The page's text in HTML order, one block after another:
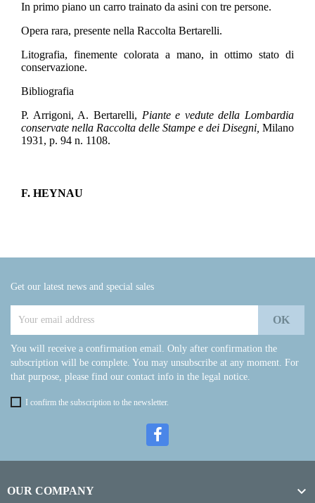
In primo piano un carro trainato da asini con tre persone.
Opera rara, presente nella Raccolta Bertarelli.
Litografia, finemente colorata a mano, in ottimo stato di
conservazione.
Bibliografia
P. Arrigoni, A. Bertarelli, Piante e vedute della Lombardia
conservate nella Raccolta delle Stampe e dei Disegni, Milano
1931, p. 94 n. 1108.
F. HEYNAU
Get our latest news and special sales
You will receive a confirmation email. Only after confirmation the
subscription will be complete. You may unsubscribe at any moment. For
that purpose, please find our contact info in the legal notice.
I confirm the subscription to the newsletter.
OUR COMPANY 